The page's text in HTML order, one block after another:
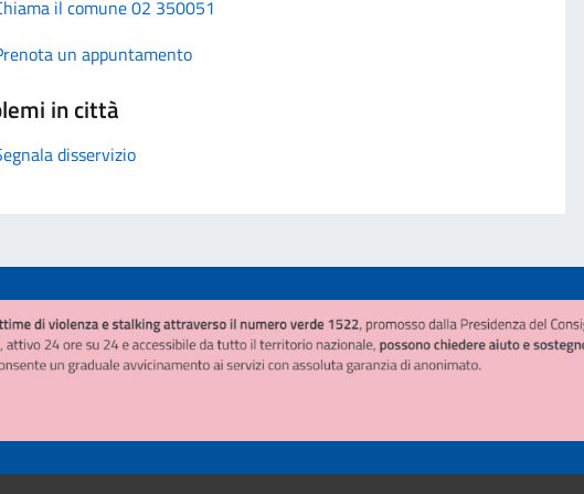
il comune 02 350051
un appuntamento
in città
disservizio